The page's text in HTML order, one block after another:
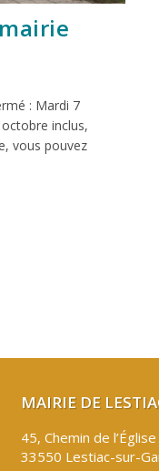
: Mardi 7
inclus,
vous pouvez
MAIRIE DE
45, Chemin de l’Église
33550 Lestiac-sur-